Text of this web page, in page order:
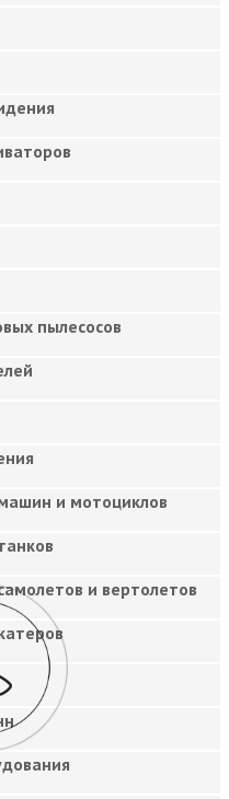
пылесосов
и мотоциклов
и вертолетов